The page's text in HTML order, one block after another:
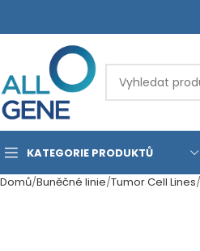
KATEGORIE PRODUKTŮ
Domů Buněčné linie Tumor Cell Lines